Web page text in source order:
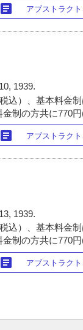
article アブストラク
1939.
込）、基本料金制
制の方共に770円
article アブストラク
1939.
込）、基本料金制
制の方共に770円
article アブストラク